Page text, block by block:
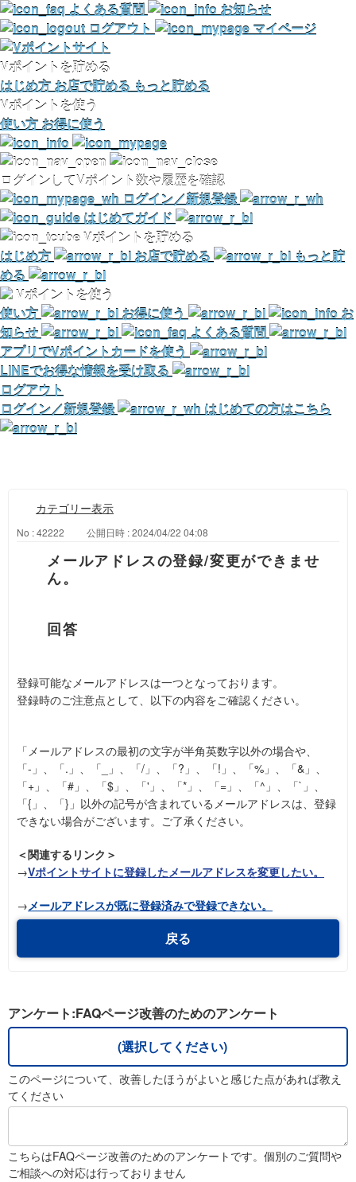
よくある質問
お知らせ
ログアウト
マイページ
Vポイントを貯める
はじめ方 お店で貯める もっと貯める
Vポイントを使う
使い方 お得に使う
ログインしてVポイント数や履歴を確認
ログイン／新規登録
はじめてガイド
Vポイントを貯める
はじめ方
お店で貯める
もっと貯
める
Vポイントを使う
使い方
お得に使う
お
知らせ
よくある質問
アプリでVポイントカードを使う
LINEでお得な情報を受け取る
ログアウト
ログイン／新規登録
はじめての方はこちら
カテゴリー表示
No : 42222 公開日時 : 2024/04/22 04:08
メールアドレスの登録/変更ができませ
ん。
登録可能なメールアドレスは一つとなっております。
登録時のご注意点として、以下の内容をご確認ください。
「メールアドレスの最初の文字が半角英数字以外の場合や、
「-」、「.」、「_」、「/」、「?」、「!」、「%」、「&」、
「+」、「#」、「$」、「'」、「*」、「=」、「^」、「`」、
「{」、「}」以外の記号が含まれているメールアドレスは、登録
できない場合がございます。ご了承ください。
＜関連するリンク＞
→Vポイントサイトに登録したメールアドレスを変更したい。
→メールアドレスが既に登録済みで登録できない。
戻る
アンケート:FAQページ改善のためのアンケート
(選択してください)
このページについて、改善したほうがよいと感じた点があれば教え
てください
こちらはFAQページ改善のためのアンケートです。個別のご質問や
ご相談への対応は行っておりません